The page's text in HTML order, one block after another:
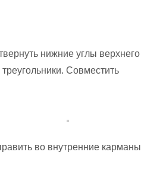
нижние углы верхнего
Совместить
во внутренние карманы